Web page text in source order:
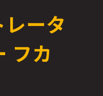
ータ
フカ